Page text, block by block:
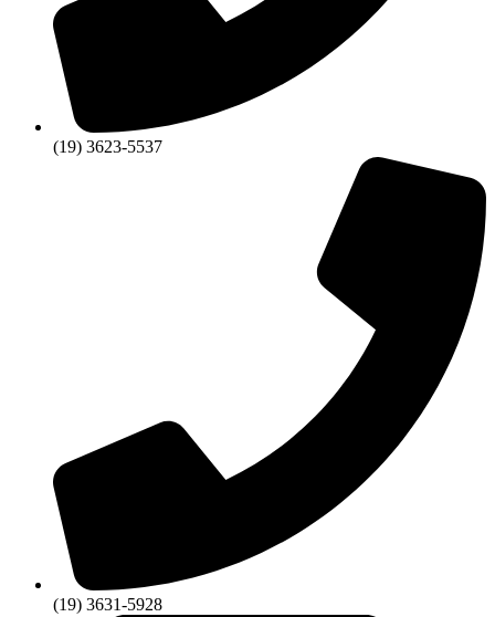
(19) 3623-5537
(19) 3631-5928